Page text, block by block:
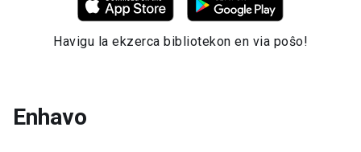
Havigu la ekzerca bibliotekon en via poŝo!
Enhavo